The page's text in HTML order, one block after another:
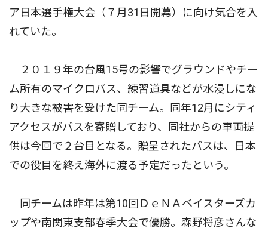
ア日本選手権大会（７月31日開幕）に向け気合を入
れていた。
２０１９年の台風15号の影響でグラウンドやチー
ム所有のマイクロバス、練習道具などが水浸しにな
り大きな被害を受けた同チーム。同年12月にシティ
アクセスがバスを寄贈しており、同社からの車両提
供は今回で２台目となる。贈呈されたバスは、日本
での役目を終え海外に渡る予定だったという。
同チームは昨年は第10回ＤｅＮＡベイスターズカ
ップや南関東支部春季大会で優勝。森野将彦さんな